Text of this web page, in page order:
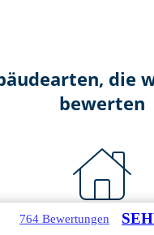
die
bewerten
764 Bewertungen